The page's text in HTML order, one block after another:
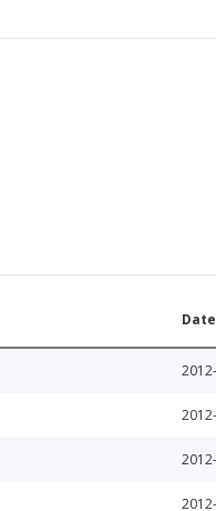
Date